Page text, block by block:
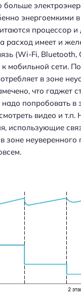
больше
энергоемкими
процессор и
расход имеет и
(Wi-Fi, Bluetooth,
мобильной сети.
в зоне
что гаджет
попробовать в
видео и
использующие
зоне неуверенного